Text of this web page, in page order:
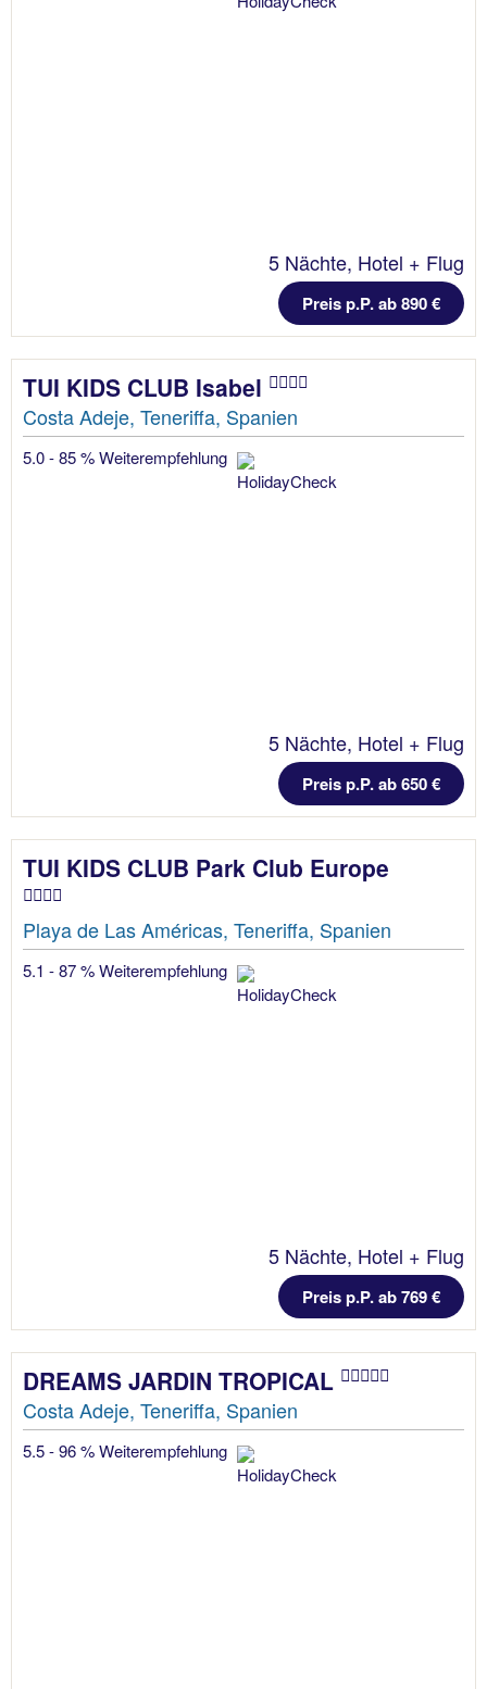
5 Nächte, Hotel + Flug
Preis p.P. ab 890 €
TUI KIDS CLUB Isabel
Costa Adeje, Teneriffa, Spanien
5.0 - 85 % Weiterempfehlung
5 Nächte, Hotel + Flug
Preis p.P. ab 650 €
TUI KIDS CLUB Park Club Europe
Playa de Las Américas, Teneriffa, Spanien
5.1 - 87 % Weiterempfehlung
5 Nächte, Hotel + Flug
Preis p.P. ab 769 €
DREAMS JARDIN TROPICAL
Costa Adeje, Teneriffa, Spanien
5.5 - 96 % Weiterempfehlung